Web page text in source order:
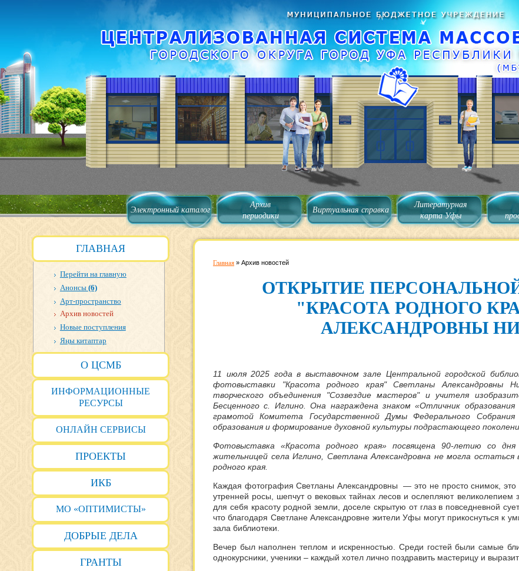
Электронный каталог
Архив
периодики
Виртуальная справка
Литературная
карта Уфы
ГЛАВНАЯ
Перейти на главную
Анонсы (6)
Арт-пространство
Архив новостей
Новые поступления
Яңы китаптар
О ЦСМБ
ИНФОРМАЦИОННЫЕ
РЕСУРСЫ
ОНЛАЙН СЕРВИСЫ
ПРОЕКТЫ
ИКБ
МО «ОПТИМИСТЫ»
ДОБРЫЕ ДЕЛА
ГРАНТЫ
Главная » Архив новостей
ОТКРЫТИЕ
"КРАСОТА РОДНОГО
АЛЕКСАНДРОВНЫ
11 июля 2025 года в выставочном зале Центральной городской
фотовыставки "Красота родного края" Светланы Александровны
творческого объединения "Созвездие мастеров" и учителя
Бесценного с. Иглино.
Она награждена знаком «Отличник
грамотой Комитета Государственной Думы Федерального
образования и формирование духовной культуры подрастающего
Фотовыставка «Красота родного края» посвящена 90-летию со дня
жительницей села Иглино, Светлана Александровна не могла
родного края.
Каждая фотография Светланы Александровны — это не просто снимок,
утренней росы, шепчут о вековых тайнах лесов и ослепляют
для себя красоту родной земли, доселе скрытую от глаз в повседневной
что благодаря Светлане Александровне жители Уфы могут прикоснуться к
зала библиотеки.
Вечер был наполнен теплом и искренностью. Среди гостей были самые
однокурсники, ученики – каждый хотел лично поздравить мастерицу и